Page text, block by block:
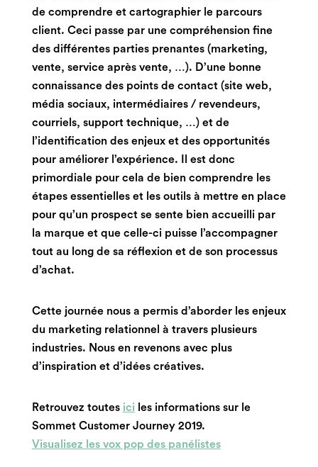
de comprendre et cartographier le parcours
client. Ceci passe par une compréhension fine
des différentes parties prenantes (marketing,
vente, service après vente, …). D’une bonne
connaissance des points de contact (site web,
média sociaux, intermédiaires / revendeurs,
courriels, support technique, …) et de
l’identification des enjeux et des opportunités
pour améliorer l’expérience. Il est donc
primordiale pour cela de bien comprendreles
étapes essentielles et les outils à mettre en place
pour qu’un prospect se sente bien accueilli par
la marque et que celle-ci puisse l’accompagner
tout au long de sa réflexion et de son processus
d’achat.
Cette journée nous a permis d’aborder les enjeux
du marketing relationnel à travers plusieurs
industries. Nous en revenons avec plus
d’inspiration et d’idées créatives.
Retrouvez toutes iciles informations sur le
Sommet Customer Journey 2019.
Visualisez les vox pop des panélistes